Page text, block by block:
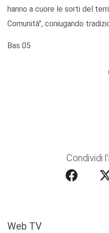
hanno a cuore le sorti del
Comunità", coniugando
Bas 05
Condividi
Web TV